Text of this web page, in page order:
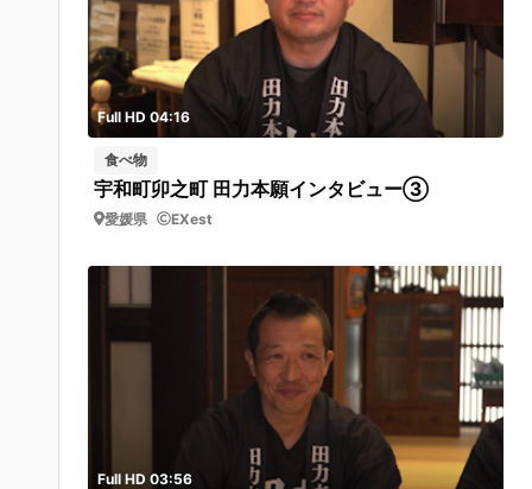
Full HD 04:16
食べ物
宇和町卯之町 田力本願インタビュー③
愛媛県 EXest
Full HD 03:56